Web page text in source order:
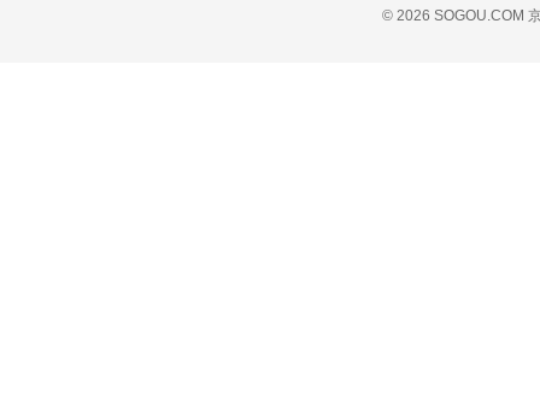
© 2026 SOGOU.COM